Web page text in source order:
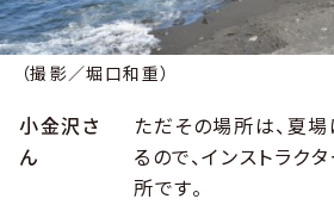
（撮影／堀口和重）
小金沢さ
ん
ただその場所は、夏
るので、インストラク
所です。